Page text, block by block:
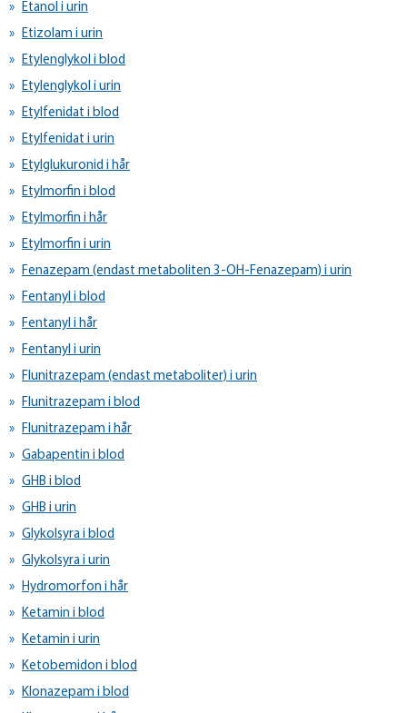
Etanol i urin
Etizolam i urin
Etylenglykol i blod
Etylenglykol i urin
Etylfenidat i blod
Etylfenidat i urin
Etylglukuronid i hår
Etylmorfin i blod
Etylmorfin i hår
Etylmorfin i urin
Fenazepam (endast metaboliten 3-OH-Fenazepam) i urin
Fentanyl i blod
Fentanyl i hår
Fentanyl i urin
Flunitrazepam (endast metaboliter) i urin
Flunitrazepam i blod
Flunitrazepam i hår
Gabapentin i blod
GHB i blod
GHB i urin
Glykolsyra i blod
Glykolsyra i urin
Hydromorfon i hår
Ketamin i blod
Ketamin i urin
Ketobemidon i blod
Klonazepam i blod